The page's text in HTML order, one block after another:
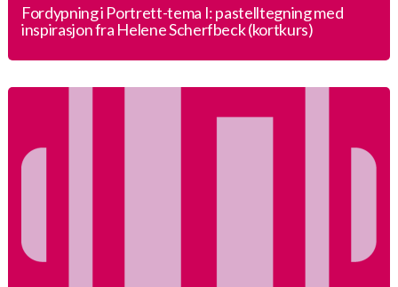
Fordypning i Portrett-tema I: pastelltegning med
inspirasjon fra Helene Scherfbeck (kortkurs)